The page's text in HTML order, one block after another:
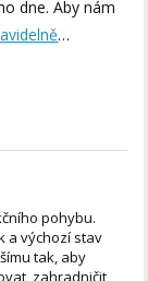
dne. Aby nám
…
pohybu.
a výchozí stav
tak, aby
zahradničit,